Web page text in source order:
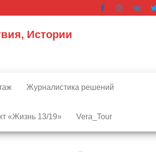
Истории
Журналистика решений
«Жизнь 13/19» Vera_Tour